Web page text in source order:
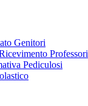
Genitori
Professori
Pediculosi